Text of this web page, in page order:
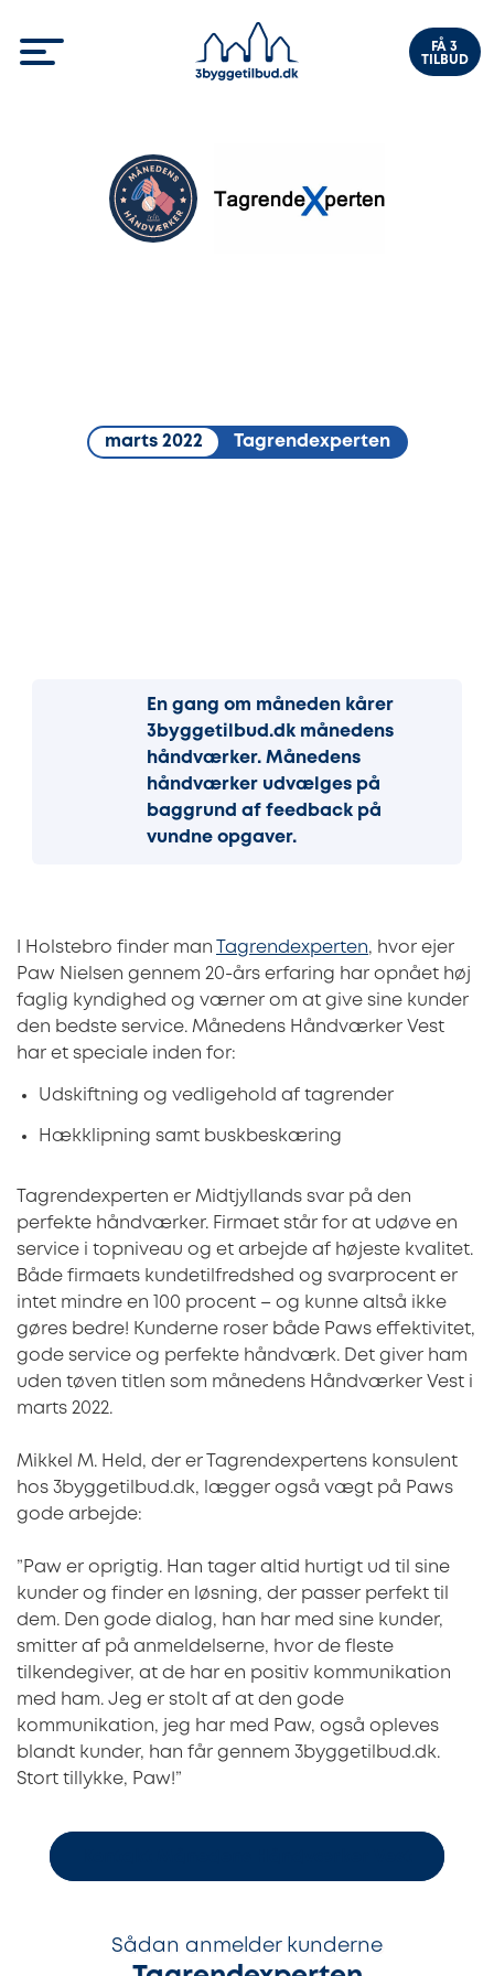
FÅ 3
TILBUD
marts 2022 Tagrendexperten
En gang om måneden kårer
3byggetilbud.dk månedens
håndværker. Månedens
håndværker udvælges på
baggrund af feedback på
vundne opgaver.
I Holstebro finder man Tagrendexperten, hvor ejer
Paw Nielsen gennem 20-års erfaring har opnået høj
faglig kyndighed og værner om at give sine kunder
den bedste service. Månedens Håndværker Vest
har et speciale inden for:
Udskiftning og vedligehold af tagrender
Hækklipning samt buskbeskæring
Tagrendexperten er Midtjyllands svar på den
perfekte håndværker. Firmaet står for at udøve en
service i topniveau og et arbejde af højeste kvalitet.
Både firmaets kundetilfredshed og svarprocent er
intet mindre en 100 procent – og kunne altså ikke
gøres bedre! Kunderne roser både Paws effektivitet,
gode service og perfekte håndværk. Det giver ham
uden tøven titlen som månedens Håndværker Vest i
marts 2022.
Mikkel M. Held, der er Tagrendexpertens konsulent
hos 3byggetilbud.dk, lægger også vægt på Paws
gode arbejde:
”Paw er oprigtig. Han tager altid hurtigt ud til sine
kunder og finder en løsning, der passer perfekt til
dem. Den gode dialog, han har med sine kunder,
smitter af på anmeldelserne, hvor de fleste
tilkendegiver, at de har en positiv kommunikation
med ham. Jeg er stolt af at den gode
kommunikation, jeg har med Paw, også opleves
blandt kunder, han får gennem 3byggetilbud.dk.
Stort tillykke, Paw!”
Sådan anmelder kunderne